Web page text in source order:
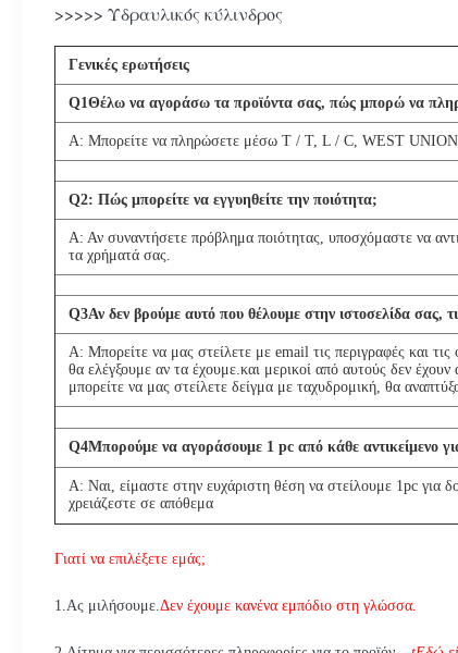
>>>>> Υδραυλικός κύλινδρος
Γενικές ερωτήσεις
Q1Θέλω να αγοράσω τα προϊόντα σας, πώς μπορώ να
Α: Μπορείτε να πληρώσετε μέσω T / T, L / C, WEST
Q2: Πώς μπορείτε να εγγυηθείτε την ποιότητα;
Α: Αν συναντήσετε πρόβλημα ποιότητας, υποσχόμαστε να
τα χρήματά σας.
Q3Αν δεν βρούμε αυτό που θέλουμε στην ιστοσελίδα σας,
Α: Μπορείτε να μας στείλετε με email τις περιγραφές και
θα ελέγξουμε αν τα έχουμε.και μερικοί από αυτούς δεν
μπορείτε να μας στείλετε δείγμα με ταχυδρομική, θα
Q4Μπορούμε να αγοράσουμε 1 pc από κάθε αντικείμενο
Α: Ναι, είμαστε στην ευχάριστη θέση να στείλουμε 1pc για
χρειάζεστε σε απόθεμα
Γιατί να επιλέξετε εμάς;
1.Ας μιλήσουμε.Δεν έχουμε κανένα εμπόδιο στη γλώσσα.